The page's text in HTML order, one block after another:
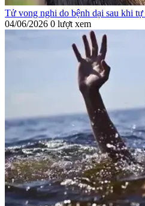
Tử vong nghi do bệnh dại sau khi
04/06/2026 0 lượt xem